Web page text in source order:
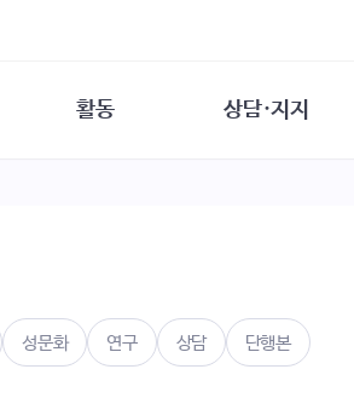
활동
생존자 역량강화
여성·인권·국제연대
상담·지지
함께 고민하기
상담 통계
성문화 연구 상담 단행본